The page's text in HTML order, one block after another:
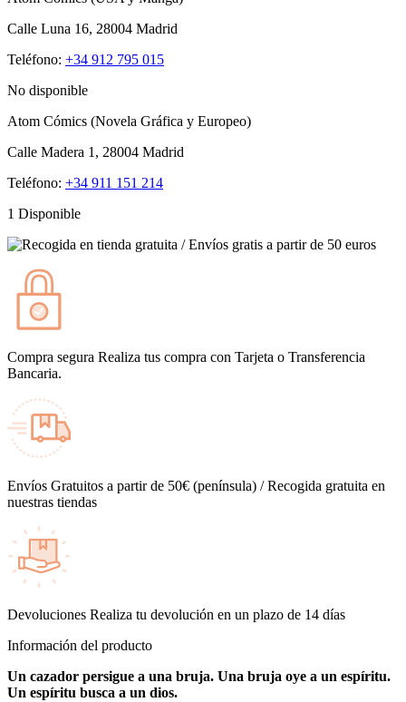
Calle Luna 16, 28004 Madrid
Teléfono: +34 912 795 015
No disponible
Atom Cómics (Novela Gráfica y Europeo)
Calle Madera 1, 28004 Madrid
Teléfono: +34 911 151 214
1 Disponible
Compra segura Realiza tus compra con Tarjeta o Transferencia
Bancaria.
Envíos Gratuitos a partir de 50€ (península) / Recogida gratuita en
nuestras tiendas
Devoluciones Realiza tu devolución en un plazo de 14 días
Información del producto
Un cazador persigue a una bruja. Una bruja oye a un espíritu.
Un espíritu busca a un dios.